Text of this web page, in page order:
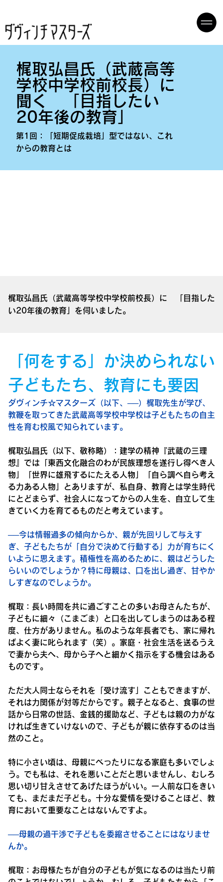
梶取弘昌氏（武蔵高等
学校中学校前校長）に
聞く 「目指したい
20年後の教育」
第1回：「短期促成栽培」型ではない、これ
からの教育とは
梶取弘昌氏（武蔵高等学校中学校前校長）に 「目指した
い20年後の教育」を伺いました。
「何をする」か決められない
子どもたち、教育にも要因
ダヴィンチ☆マスターズ（以下、──）梶取先生が学び、
教鞭を取ってきた武蔵高等学校中学校は子どもたちの自主
性を育む校風で知られています。
梶取弘昌氏（以下、敬称略）： 建学の精神『武蔵の三理
想』では「東西文化融合のわが民族理想を遂行し得べき人
物」「世界に雄飛するにたえる人物」「自ら調べ自ら考え
る力ある人物」とありますが、私自身、教育とは学生時代
にとどまらず、社会人になってからの人生を、自立して生
きていく力を育てるものだと考えています。
──今は情報過多の傾向からか、親が先回りして与えす
ぎ、子どもたちが「自分で決めて行動する」力が育ちにく
いように思えます。積極性を高めるために、親はどうした
らいいのでしょうか？特に母親は、口を出し過ぎ、甘やか
しすぎなのでしょうか。
梶取： 長い時間を共に過ごすことの多いお母さんたちが、
子どもに細々（こまごま）と口を出してしまうのはある程
度、仕方がありません。私のような年長者でも、家に帰れ
ばよく妻に叱られます（笑）。家庭・社会生活を送るうえ
で妻から夫へ、母から子へと細かく指示をする機会はある
ものです。
ただ大人同士ならそれを「受け流す」こともできますが、
それは力関係が対等だからです。親子となると、食事の世
話から日常の世話、金銭的援助など、子どもは親の力がな
ければ生きていけないので、子どもが親に依存するのは当
然のこと。
特に小さい頃は、母親にべったりになる家庭も多いでしょ
う。でも私は、それを悪いことだと思いませんし、むしろ
思い切り甘えさせてあげたほうがいい。一人前な口をきい
ても、まだまだ子ども。十分な愛情を受けることほど、教
育において重要なことはないんですよ。
──母親の過干渉で子どもを委縮させることにはなりませ
んか。
梶取： お母様たちが自分の子どもが気になるのは当たり前